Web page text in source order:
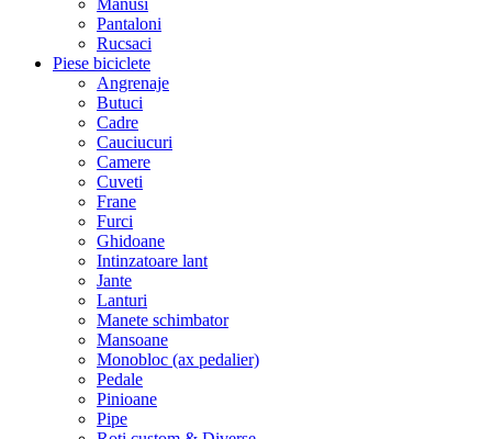
Manusi
Pantaloni
Rucsaci
Piese biciclete
Angrenaje
Butuci
Cadre
Cauciucuri
Camere
Cuveti
Frane
Furci
Ghidoane
Intinzatoare lant
Jante
Lanturi
Manete schimbator
Mansoane
Monobloc (ax pedalier)
Pedale
Pinioane
Pipe